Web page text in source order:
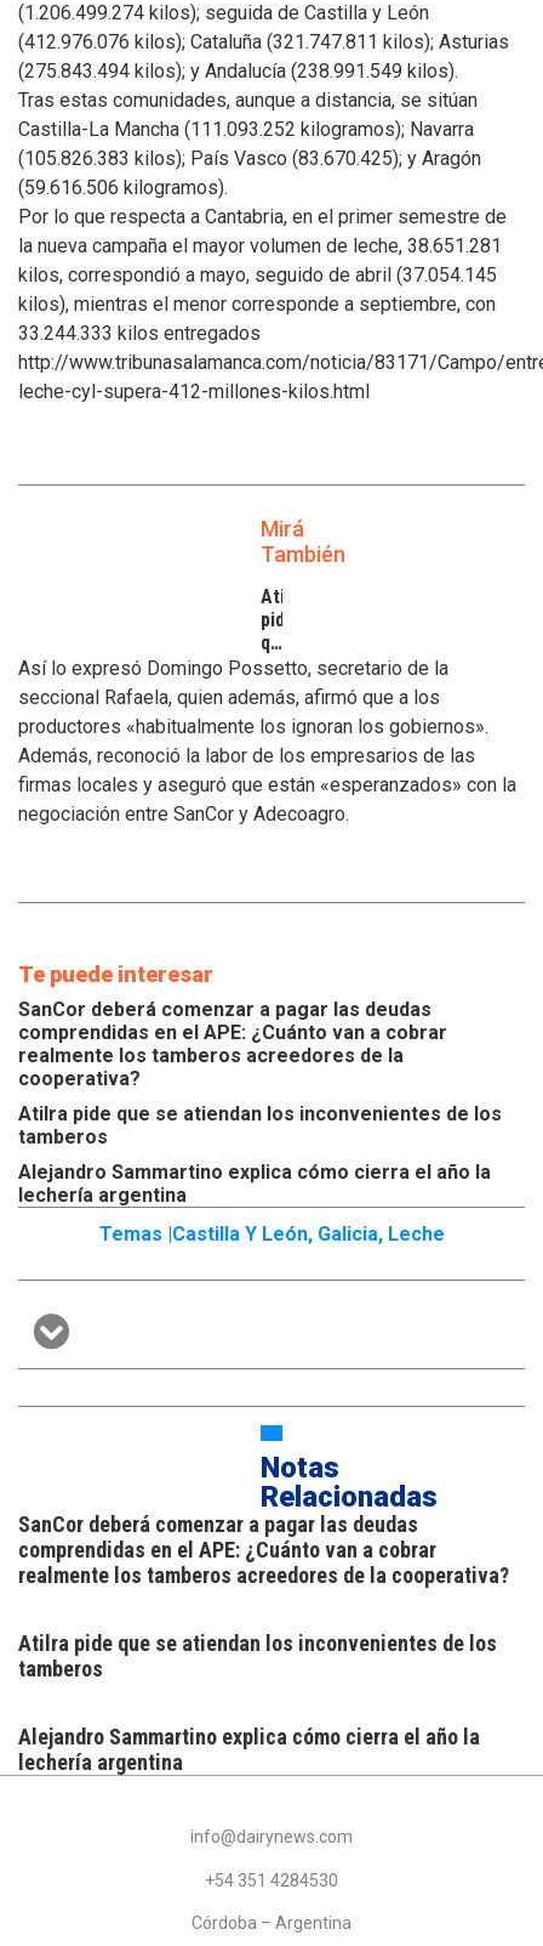
(1.206.499.274 kilos); seguida de Castilla y León
(412.976.076 kilos); Cataluña (321.747.811 kilos); Asturias
(275.843.494 kilos); y Andalucía (238.991.549 kilos).
Tras estas comunidades, aunque a distancia, se sitúan
Castilla-La Mancha (111.093.252 kilogramos); Navarra
(105.826.383 kilos); País Vasco (83.670.425); y Aragón
(59.616.506 kilogramos).
Por lo que respecta a Cantabria, en el primer semestre de
la nueva campaña el mayor volumen de leche, 38.651.281
kilos, correspondió a mayo, seguido de abril (37.054.145
kilos), mientras el menor corresponde a septiembre, con
33.244.333 kilos entregados
http://www.tribunasalamanca.com/noticia/83171/Campo/
leche-cyl-supera-412-millones-kilos.html
Mirá
También
Atilra
pide
que
se
atiendan
inconvenientes
de
los
tamberos
Así lo expresó Domingo Possetto, secretario de la
seccional Rafaela, quien además, afirmó que a los
productores «habitualmente los ignoran los gobiernos».
Además, reconoció la labor de los empresarios de las
firmas locales y aseguró que están «esperanzados» con la
negociación entre SanCor y Adecoagro.
Te puede interesar
SanCor deberá comenzar a pagar las deudas
comprendidas en el APE: ¿Cuánto van a cobrar
realmente los tamberos acreedores de la
cooperativa?
Atilra pide que se atiendan los inconvenientes de los
tamberos
Alejandro Sammartino explica cómo cierra el año la
lechería argentina
Temas | Castilla Y León, Galicia, Leche
Notas
Relacionadas
SanCor deberá comenzar a pagar las deudas
comprendidas en el APE: ¿Cuánto van a cobrar
realmente los tamberos acreedores de la cooperativa?
Atilra pide que se atiendan los inconvenientes de los
tamberos
Alejandro Sammartino explica cómo cierra el año la
lechería argentina
info@dairynews.com
+54 351 4284530
Córdoba – Argentina